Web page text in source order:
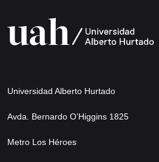
Universidad Alberto Hurtado
Avda. Bernardo O’Higgins 1825
Metro Los Héroes